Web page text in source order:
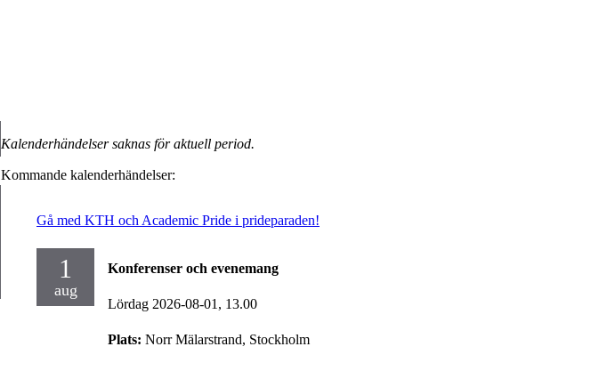
Kalenderhändelser saknas för aktuell period.
Kommande kalenderhändelser:
Gå med KTH och Academic Pride i prideparaden!
1
aug
Konferenser och evenemang
Lördag 2026-08-01, 13.00
Plats: Norr Mälarstrand, Stockholm